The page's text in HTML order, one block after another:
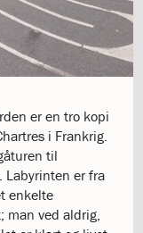
er en tro kopi
i Frankrig.
til
Labyrinten er fra
enkelte
man ved aldrig,